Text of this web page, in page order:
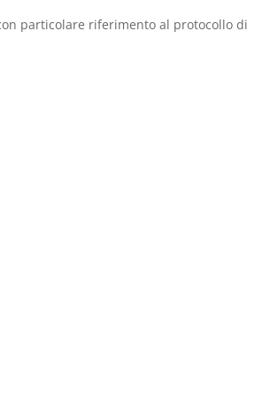
particolare riferimento al protocollo di